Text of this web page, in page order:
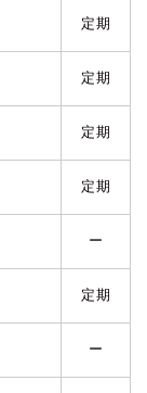
定期
定期
定期
定期
ー
定期
ー